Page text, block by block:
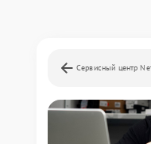
Сервисный центр